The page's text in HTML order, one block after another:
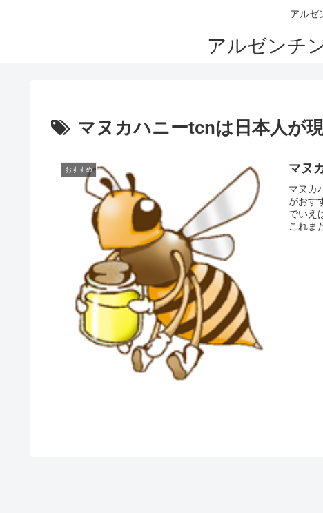
アルゼ
アルゼンチ
マヌカハニーtcnは日本人が
おすすめ マヌ
マヌカ
がおす
でいえ
これま